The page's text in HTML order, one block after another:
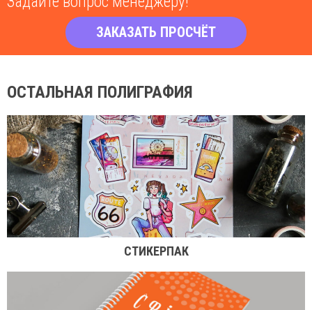
ЗАКАЗАТЬ ПРОСЧЁТ
ОСТАЛЬНАЯ ПОЛИГРАФИЯ
СТИКЕРПАК